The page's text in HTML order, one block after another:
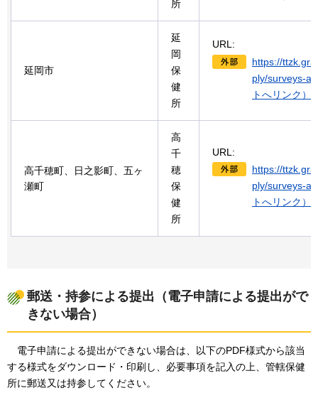
所
延岡市
延
岡
保
健
所
URL:
https://
ply/surveys-
トへリンク）
高千穂町、日之影町、五ヶ
瀬町
高
千
穂
保
健
所
URL:
https://
ply/surveys-
トへリンク）
郵送・持参による提出（電子申請による提出がで
きない場合）
電子申請による提出ができない場合は、以下のPDF様式から該当
する様式をダウンロード・印刷し、必要事項を記入の上、管轄保健
所に郵送又は持参してください。